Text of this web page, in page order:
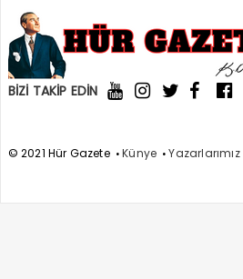
BİZİ TAKİP EDİN
© 2021 Hür Gazete Künye Yazarlarımız